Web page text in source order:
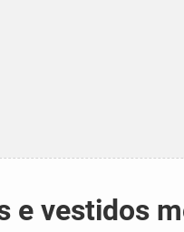
e vestidos